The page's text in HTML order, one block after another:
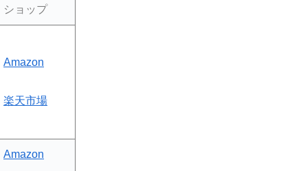
ショップ
Amazon
楽天市場
Amazon